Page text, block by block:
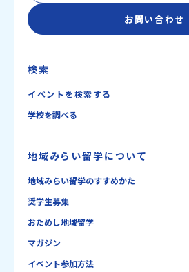
お問い合わせ
検索
イベントを検索する
学校を調べる
地域みらい留学について
地域みらい留学のすすめかた
奨学生募集
おためし地域留学
マガジン
イベント参加方法